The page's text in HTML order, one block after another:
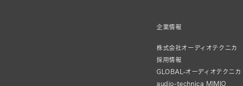
企業情報
株式会社オーディオテクニカ
採用情報
GLOBAL-オーディオテクニカ
audio-technica MIMIO